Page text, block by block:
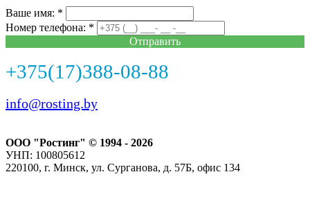
Ваше имя: *
Номер телефона: *
Отправить
+375(17)388-08-88
info@rosting.by
ООО "Ростинг" © 1994 - 2026
УНП: 100805612
220100, г. Минск, ул. Сурганова, д. 57Б, офис 134